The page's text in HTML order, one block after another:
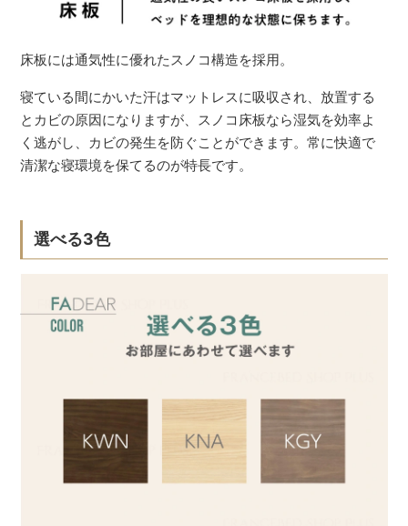
床板には通気性に優れたスノコ構造を採用。
寝ている間にかいた汗はマットレスに吸収され、放置する
とカビの原因になりますが、スノコ床板なら湿気を効率よ
く逃がし、カビの発生を防ぐことができます。常に快適で
清潔な寝環境を保てるのが特長です。
選べる3色